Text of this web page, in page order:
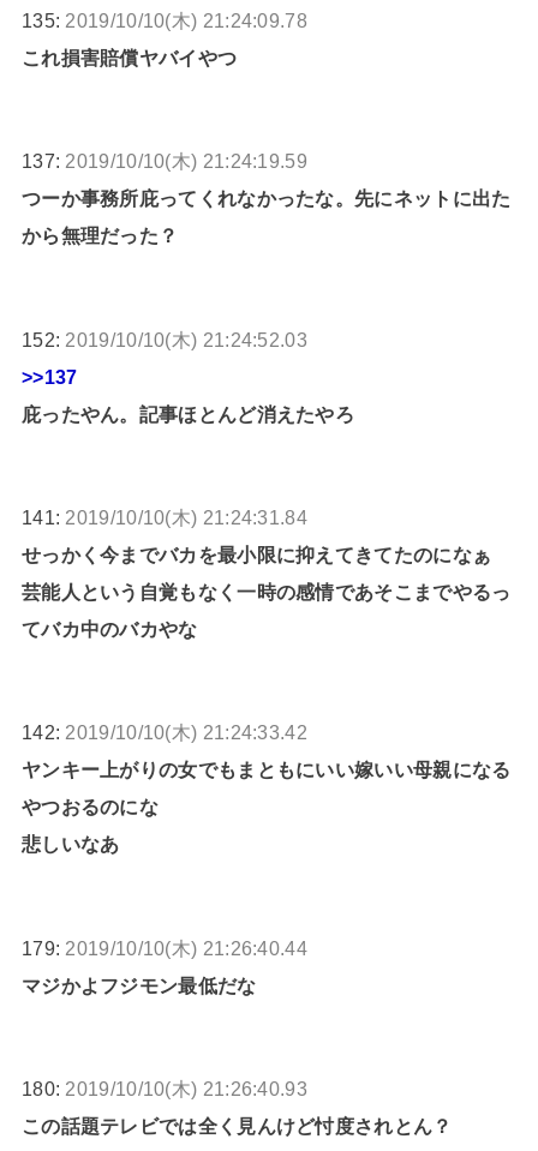
135: 2019/10/10(木) 21:24:09.78
これ損害賠償ヤバイやつ
137: 2019/10/10(木) 21:24:19.59
つーか事務所庇ってくれなかったな。先にネットに出た
から無理だった？
152: 2019/10/10(木) 21:24:52.03
>>137
庇ったやん。記事ほとんど消えたやろ
141: 2019/10/10(木) 21:24:31.84
せっかく今までバカを最小限に抑えてきてたのになぁ
芸能人という自覚もなく一時の感情であそこまでやるっ
てバカ中のバカやな
142: 2019/10/10(木) 21:24:33.42
ヤンキー上がりの女でもまともにいい嫁いい母親になる
やつおるのにな
悲しいなあ
179: 2019/10/10(木) 21:26:40.44
マジかよフジモン最低だな
180: 2019/10/10(木) 21:26:40.93
この話題テレビでは全く見んけど忖度されとん？